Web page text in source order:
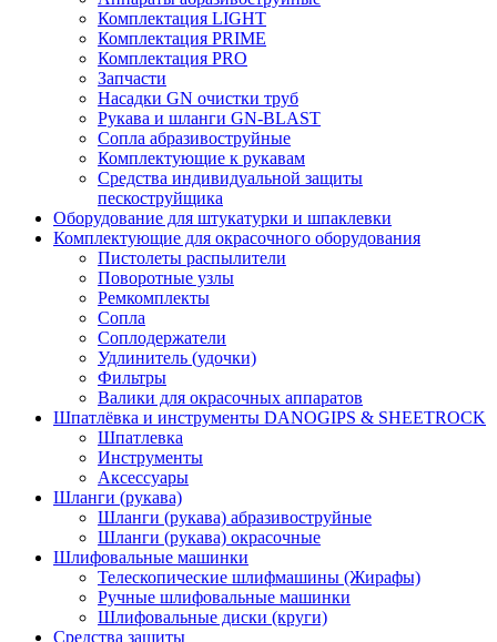
Комплектация LIGHT
Комплектация PRIME
Комплектация PRO
Запчасти
Насадки GN очистки труб
Рукава и шланги GN-BLAST
Сопла абразивоструйные
Комплектующие к рукавам
Средства индивидуальной защиты
пескоструйщика
Оборудование для штукатурки и шпаклевки
Комплектующие для окрасочного оборудования
Пистолеты распылители
Поворотные узлы
Ремкомплекты
Сопла
Соплодержатели
Удлинитель (удочки)
Фильтры
Валики для окрасочных аппаратов
Шпатлёвка и инструменты DANOGIPS & SHEETROCK
Шпатлевка
Инструменты
Аксессуары
Шланги (рукава)
Шланги (рукава) абразивоструйные
Шланги (рукава) окрасочные
Шлифовальные машинки
Телескопические шлифмашины (Жирафы)
Ручные шлифовальные машинки
Шлифовальные диски (круги)
Средства защиты